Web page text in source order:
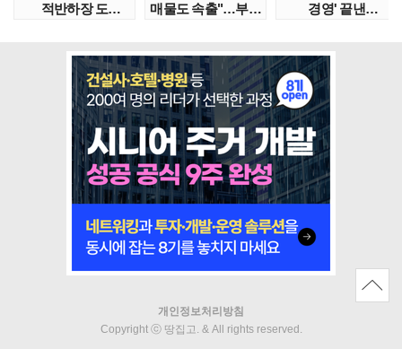
적반하장 도
매물도 속출"…부산
경영' 끝낸
개인정보처리방침
Copyright ⓒ 땅집고. & All rights reserved.